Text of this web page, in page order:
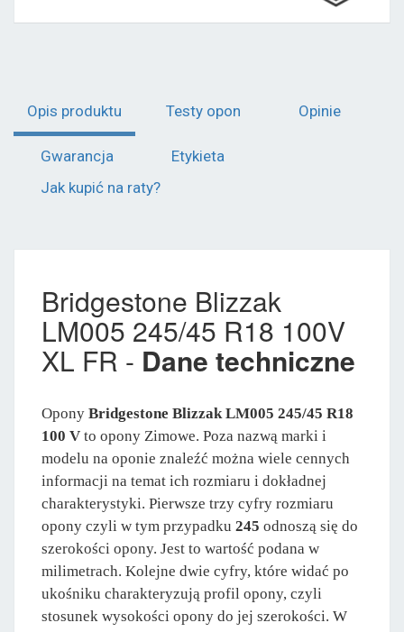
Opis produktu Testy opon Opinie
Gwarancja
Etykieta
Jak kupić na raty?
Bridgestone Blizzak
LM005 245/45 R18 100V
XL FR - Dane techniczne
Opony Bridgestone Blizzak LM005 245/45 R18
100 V to opony Zimowe. Poza nazwą marki i
modelu na oponie znaleźć można wiele cennych
informacji na temat ich rozmiaru i dokładnej
charakterystyki. Pierwsze trzy cyfry rozmiaru
opony czyli w tym przypadku 245 odnoszą się do
szerokości opony. Jest to wartość podana w
milimetrach. Kolejne dwie cyfry, które widać po
ukośniku charakteryzują profil opony, czyli
stosunek wysokości opony do jej szerokości. W